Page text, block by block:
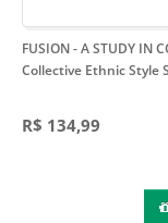
FUSION - A STUDY IN
Collective Ethnic Style
R$ 134,99